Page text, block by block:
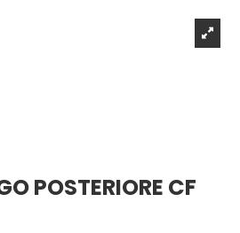
POSTERIORE CF